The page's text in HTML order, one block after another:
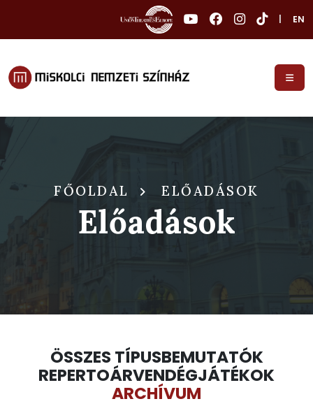
EN
FŐOLDAL ELŐADÁSOK
Előadások
ÖSSZES TÍPUSBEMUTATÓK
REPERTOÁRVENDÉGJÁTÉKOK
ARCHÍVUM